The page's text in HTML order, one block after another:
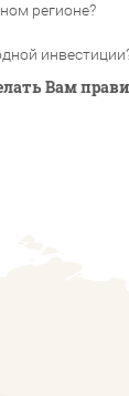
регионе?
Вам